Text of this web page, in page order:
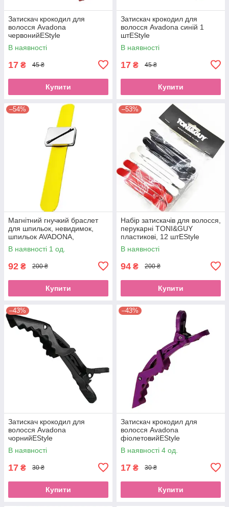
Затискач крокодил для
волосся Avadona
червонийEStyle
В наявності
17 ₴ 45 ₴
Купити
Затискач крокодил для
волосся Avadona синій 1
штEStyle
В наявності
17 ₴ 45 ₴
Купити
–54%
Магнітний гнучкий браслет
для шпильок, невидимок,
шпильок AVADONA,
жовтийEStyle
В наявності 1 од.
92 ₴ 200 ₴
Купити
–53%
Набір затискачів для волосся,
перукарні TONI&GUY
пластикові, 12 штEStyle
В наявності
94 ₴ 200 ₴
Купити
–43%
Затискач крокодил для
волосся Avadona
чорнийEStyle
В наявності
17 ₴ 30 ₴
Купити
–43%
Затискач крокодил для
волосся Avadona
фіолетовийEStyle
В наявності 4 од.
17 ₴ 30 ₴
Купити